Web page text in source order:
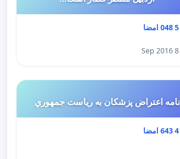
5 048 امضا
8 Sep 2016
نامه اعتراض پزشكان به رياست جمهوري
4 643 امضا